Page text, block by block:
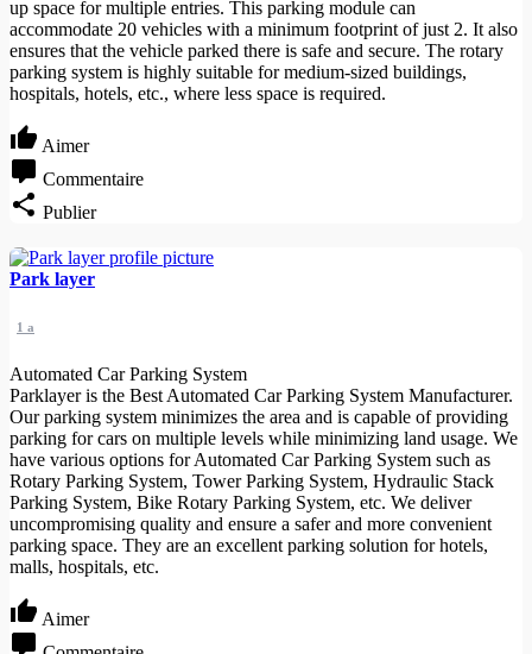
up space for multiple entries. This parking module can
accommodate 20 vehicles with a minimum footprint of just 2. It also
ensures that the vehicle parked there is safe and secure. The rotary
parking system is highly suitable for medium-sized buildings,
hospitals, hotels, etc., where less space is required.
Aimer
Commentaire
Publier
Park layer
1 a
Automated Car Parking System
Parklayer is the Best Automated Car Parking System Manufacturer.
Our parking system minimizes the area and is capable of providing
parking for cars on multiple levels while minimizing land usage. We
have various options for Automated Car Parking System such as
Rotary Parking System, Tower Parking System, Hydraulic Stack
Parking System, Bike Rotary Parking System, etc. We deliver
uncompromising quality and ensure a safer and more convenient
parking space. They are an excellent parking solution for hotels,
malls, hospitals, etc.
Aimer